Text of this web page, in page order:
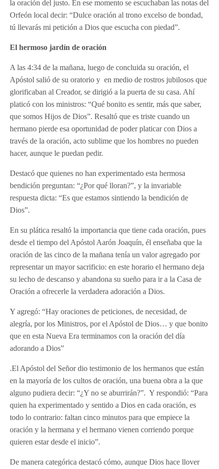
la oración del justo. En ese momento se escuchaban las notas del
Orfeón local decir: “Dulce oración al trono excelso de bondad,
tú llevarás mi petición a Dios que escucha con piedad”.
El hermoso jardín de oración
A las 4:34 de la mañana, luego de concluida su oración, el
Apóstol salió de su oratorio y en medio de rostros jubilosos que
glorificaban al Creador, se dirigió a la puerta de su casa. Ahí
platicó con los ministros: “Qué bonito es sentir, más que saber,
que somos Hijos de Dios”. Resaltó que es triste cuando un
hermano pierde esa oportunidad de poder platicar con Dios a
través de la oración, acto sublime que los hombres no pueden
hacer, aunque le puedan pedir.
Destacó que quienes no han experimentado esta hermosa
bendición preguntan: “¿Por qué lloran?”, y la invariable
respuesta dicta: “Es que estamos sintiendo la bendición de
Dios”.
En su plática resaltó la importancia que tiene cada oración, pues
desde el tiempo del Apóstol Aarón Joaquín, él enseñaba que la
oración de las cinco de la mañana tenía un valor agregado por
representar un mayor sacrificio: en este horario el hermano deja
su lecho de descanso y abandona su sueño para ir a la Casa de
Oración a ofrecerle la verdadera adoración a Dios.
Y agregó: “Hay oraciones de peticiones, de necesidad, de
alegría, por los Ministros, por el Apóstol de Dios… y que bonito
que en esta Nueva Era terminamos con la oración del día
adorando a Dios”
​.El Apóstol del Señor dio testimonio de los hermanos que están
en la mayoría de los cultos de oración, una buena obra a la que
alguno pudiera decir: “¿Y no se aburrirán?”. Y respondió: “Para
quien ha experimentado y sentido a Dios en cada oración, es
todo lo contrario: faltan cinco minutos para que empiece la
oración y la hermana y el hermano vienen corriendo porque
quieren estar desde el inicio”.
De manera categórica destacó cómo, aunque Dios hace llover